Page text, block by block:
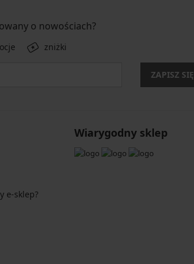
o nowościach?
zniżki
ZAPISZ SIĘ
e-sklep?
Wiarygodny sklep